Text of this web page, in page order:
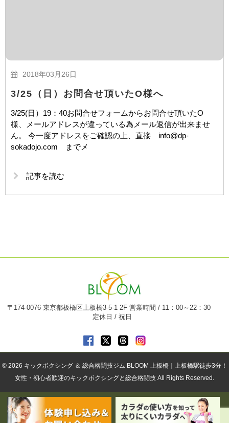
2018年03月26日
3/25（日）お問合せ頂いたO様へ
3/25(日）19：40お問合せフォームからお問合せ頂いたO
様、メールアドレスが違っている為メール返信が出来ませ
ん。 今一度アドレスをご確認の上、直接 info@dp-
sokadojo.com までメ
記事を読む
〒174-0076 東京都板橋区上板橋3-5-1 2F 営業時間 / 11：00～22：30
定休日 / 祝日
© 2026 キックボクシング ＆ 総合格闘技ジム BLOOM 上板橋｜上板橋駅徒歩3分！
女性・初心者歓迎のキックボクシングと総合格闘技 All Rights Reserved.